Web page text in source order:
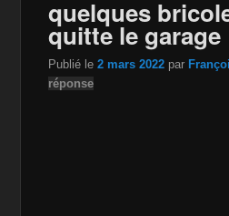
quelques
quitte le garage
Publié le2 mars 2022 par
réponse